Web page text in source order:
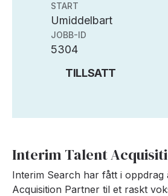
START
Umiddelbart
JOBB-ID
5304
TILLSATT
Interim Talent
Interim Search har fått i oppdrag
Acquisition Partner til et raskt